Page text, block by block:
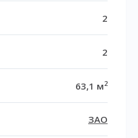
2
2
63,1 м2
ЗАО